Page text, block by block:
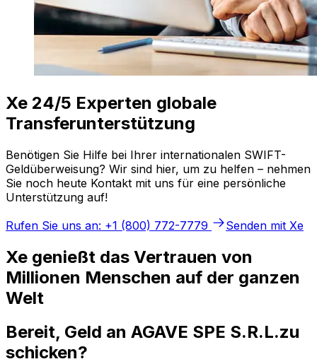
Xe 24/5 Experten globale
Transferunterstützung
Benötigen Sie Hilfe bei Ihrer internationalen SWIFT-
Geldüberweisung? Wir sind hier, um zu helfen – nehmen
Sie noch heute Kontakt mit uns für eine persönliche
Unterstützung auf!
Rufen Sie uns an: +1 (800) 772-7779
Senden mit Xe
Xe genießt das Vertrauen von
Millionen Menschen auf der ganzen
Welt
Bereit, Geld an AGAVE SPE S.R.L.zu
schicken?